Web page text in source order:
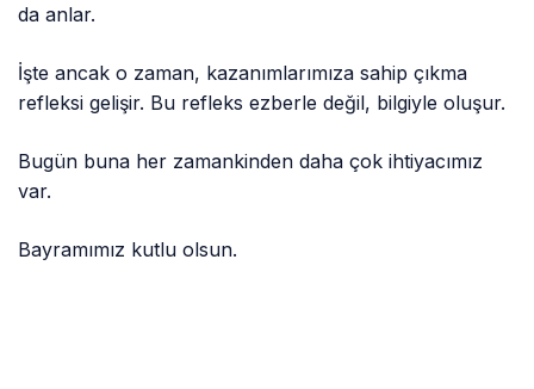
da anlar.
İşte ancak o zaman, kazanımlarımıza sahip çıkma
refleksi gelişir. Bu refleks ezberle değil, bilgiyle oluşur.
Bugün buna her zamankinden daha çok ihtiyacımız
var.
Bayramımız kutlu olsun.